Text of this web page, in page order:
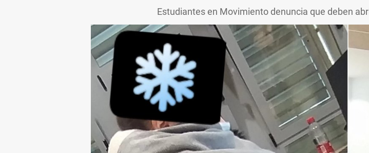
Estudiantes en Movimiento denuncia que deben